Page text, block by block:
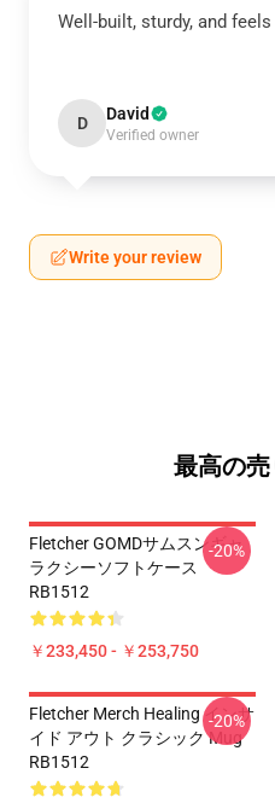
Well-built, sturdy, and
D David
Verified owner
Write your review
最高の
Fletcher GOMDサムスンギャ
ラクシーソフトケース
RB1512
￥233,450 - ￥253,750
-20%
Fletcher Merch Healing インサ
イド アウト クラシック Mug
RB1512
-20%